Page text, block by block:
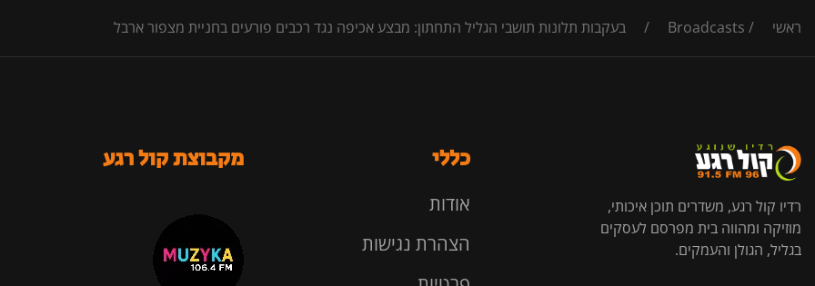
ראשי /
Broadcasts
/ בעקבות תלונות תושבי הגליל התחתון: מבצע אכיפה נגד רכבים פורעים בחניית מצפור ארבל
רדיו קול רגע, משדרים תוכן איכותי,
מוזיקה ומהווה בית מפרסם לעסקים
בגליל, הגולן והעמקים.
כללי
אודות
הצהרת נגישות
מקבוצת קול רגע